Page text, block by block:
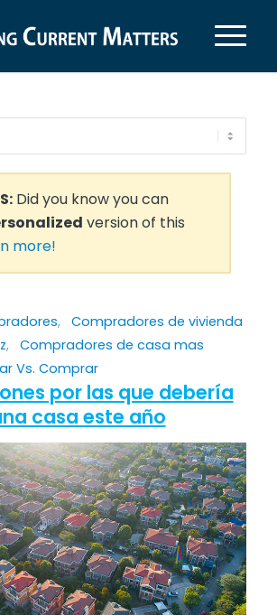
Did you know you can
version of this
more!
, Compradores de vivienda
, Compradores de casa mas
Vs. Comprar
por las que debería
casa este año